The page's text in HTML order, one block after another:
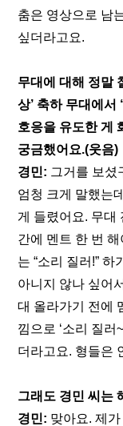
춤은 영상으로 남
싶더라고요.
무대에 대해 정말
상’ 축하 무대에
호응을 유도한 게
궁금했어요.(웃음)
경민: 그거를 보셨
엄청 크게 말했는
게 들렸어요. 무대
간에 멘트 한 번
는 “소리 질러!”
아니지 않나 싶어
대 올라가기 전에
낌으로 ‘소리 질러
더라고요. 형들은
그래도 경민 씨는
경민: 맞아요. 제